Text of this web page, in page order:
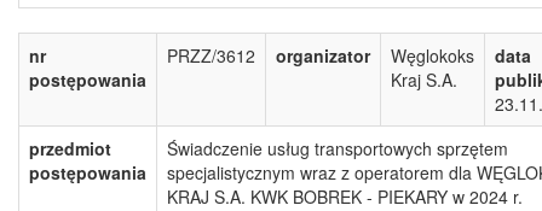
nr
postępowania
PRZZ/3612 organizator
Węglokoks
Kraj S.A.
data
przedmiot
postępowania
Świadczenie usług transportowych sprzętem
specjalistycznym wraz z operatorem dla
KRAJ S.A. KWK BOBREK - PIEKARY w 2024 r.